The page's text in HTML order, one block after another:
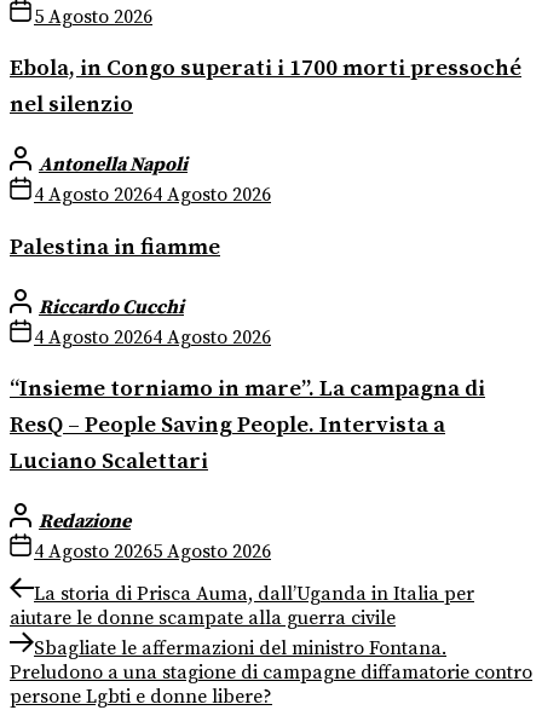
5 Agosto 2026
Ebola, in Congo superati i 1700 morti pressoché
nel silenzio
Antonella Napoli
4 Agosto 20264 Agosto 2026
Palestina in fiamme
Riccardo Cucchi
4 Agosto 20264 Agosto 2026
“Insieme torniamo in mare”. La campagna di
ResQ – People Saving People. Intervista a
Luciano Scalettari
Redazione
4 Agosto 20265 Agosto 2026
Navigazione
articoli
Previous
post:
La storia di Prisca Auma, dall’Uganda in Italia per
aiutare le donne scampate alla guerra civile
Next
post:
Sbagliate le affermazioni del ministro Fontana.
Preludono a una stagione di campagne diffamatorie contro
persone Lgbti e donne libere?